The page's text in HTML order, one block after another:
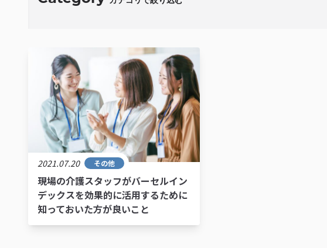
2021.07.20 その他
現場の介護スタッフがバーセルイン
デックスを効果的に活用するために
知っておいた方が良いこと